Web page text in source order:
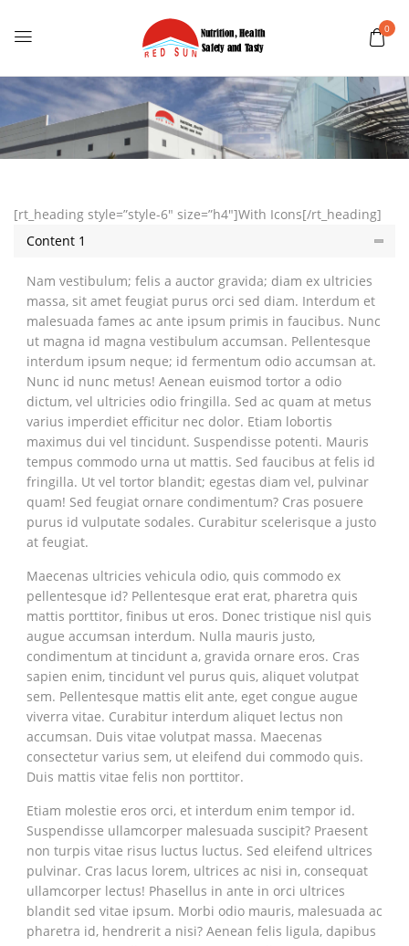
0
[rt_heading style=”style-6″ size=”h4″]With Icons[/rt_heading]
Content 1
Nam vestibulum; felis a auctor gravida; diam ex ultricies
massa, sit amet feugiat purus orci sed diam. Interdum et
malesuada fames ac ante ipsum primis in faucibus. Nunc
ut magna id magna vestibulum accumsan. Pellentesque
interdum ipsum neque; id fermentum odio accumsan at.
Nunc id nunc metus! Aenean euismod tortor a odio
dictum, vel ultricies odio fringilla. Sed ac quam at metus
varius imperdiet efficitur nec dolor. Etiam lobortis
maximus dui vel tincidunt. Suspendisse potenti. Mauris
tempus commodo urna ut mattis. Sed faucibus at felis id
fringilla. Ut vel tortor blandit; egestas diam vel, pulvinar
quam! Sed feugiat ornare condimentum? Cras posuere
purus id vulputate sodales. Curabitur scelerisque a justo
at feugiat.
Maecenas ultricies vehicula odio, quis commodo ex
pellentesque id? Pellentesque erat erat, pharetra quis
mattis porttitor, finibus ut eros. Donec tristique nisl quis
augue accumsan interdum. Nulla mauris justo,
condimentum at tincidunt a, gravida ornare eros. Cras
sapien enim, tincidunt vel purus quis, aliquet volutpat
sem. Pellentesque mattis elit ante, eget congue augue
viverra vitae. Curabitur interdum aliquet lectus non
accumsan. Duis vitae volutpat massa. Maecenas
consectetur varius sem, ut eleifend dui commodo quis.
Duis mattis vitae felis non porttitor.
Etiam molestie eros orci, et interdum enim tempor id.
Suspendisse ullamcorper malesuada suscipit? Praesent
non turpis vitae risus luctus luctus. Sed eleifend ultrices
pulvinar. Cras lacus lorem, ultrices ac nisi in, consequat
ullamcorper lectus! Phasellus in ante in orci ultrices
blandit sed vitae ipsum. Morbi odio mauris, malesuada ac
pharetra id, hendrerit a nisi? Aenean felis ligula, dapibus